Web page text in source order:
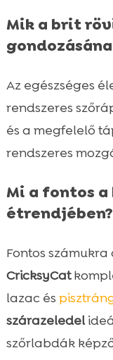
Mik a brit
Az egészséges
rendszeres
és a megfelelő
rendszeres
Mi a fontos
étrendjében?
Fontos
CricksyCat
lazac és
szárazeledel
szőrlabdák